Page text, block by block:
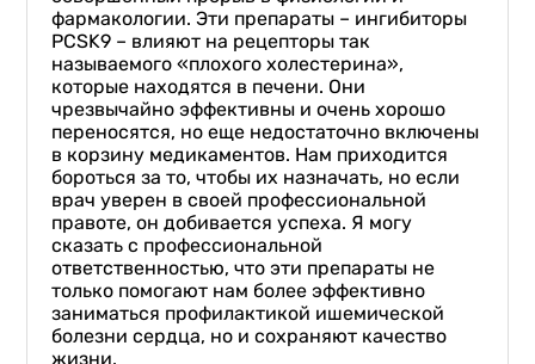
фармакологии. Эти препараты – ингибиторы
PCSK9 – влияют на рецепторы так
называемого «плохого холестерина»,
которые находятся в печени. Они
чрезвычайно эффективны и очень хорошо
переносятся, но еще недостаточно включены
в корзину медикаментов. Нам приходится
бороться за то, чтобы их назначать, но если
врач уверен в своей профессиональной
правоте, он добивается успеха. Я могу
сказать с профессиональной
ответственностью, что эти препараты не
только помогают нам более эффективно
заниматься профилактикой ишемической
болезни сердца, но и сохраняют качество
жизни.